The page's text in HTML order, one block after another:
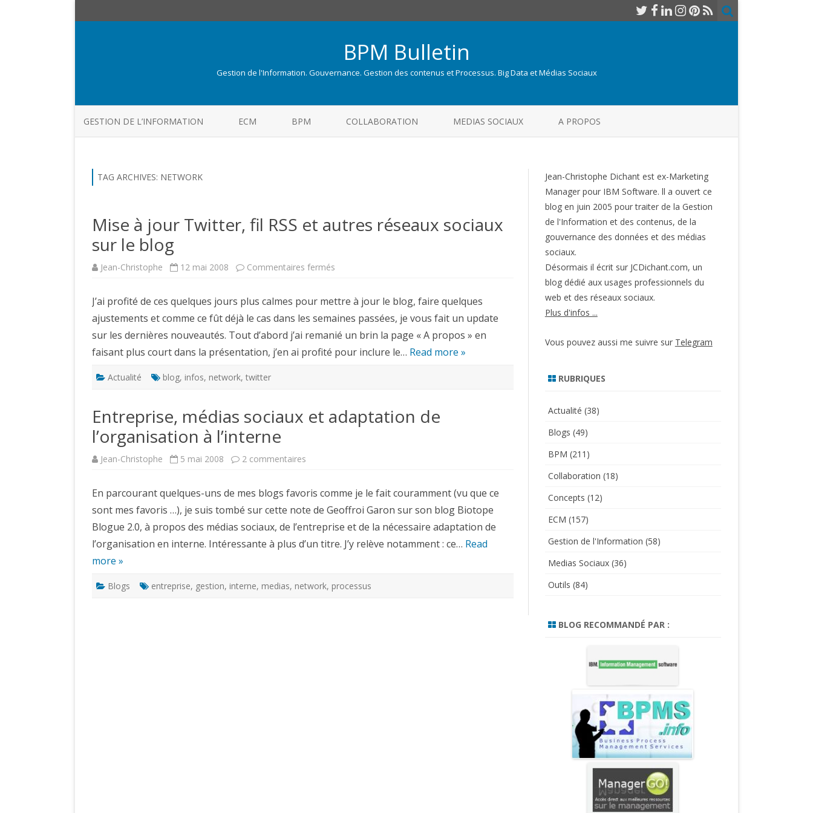
BPM Bulletin
Gestion de l'Information. Gouvernance. Gestion des contenus et Processus. Big Data et Médias Sociaux
to
GESTION DE L’INFORMATION ECM BPM COLLABORATION MEDIAS SOCIAUX A PROPOS
TAG ARCHIVES: NETWORK
Mise à jour Twitter, fil RSS et autres réseaux sociaux
sur le blog
Jean-Christophe 12 mai 2008 Commentaires fermés
Twitter,
fil
RSS
et
autres
réseaux
sociaux
sur
J’ai profité de ces quelques jours plus calmes pour mettre à jour le blog, faire quelques
ajustements et comme ce fût déjà le cas dans les semaines passées, je vous fait un update
sur les dernières nouveautés. Tout d’abord j’ai remanié un brin la page « A propos » en
faisant plus court dans la présentation, j’en ai profité pour inclure le… Read more »
Actualité blog, infos, network, twitter
Entreprise, médias sociaux et adaptation de
l’organisation à l’interne
Jean-Christophe 5 mai 2008 2 commentaires
et
adaptation
de
l’organisation
à
l’interne
En parcourant quelques-uns de mes blogs favoris comme je le fait couramment (vu que ce
sont mes favoris …), je suis tombé sur cette note de Geoffroi Garon sur son blog Biotope
Blogue 2.0, à propos des médias sociaux, de l’entreprise et de la nécessaire adaptation de
l’organisation en interne. Intéressante à plus d’un titre. J’y relève notamment : ce… Read
more »
Blogs entreprise, gestion, interne, medias, network, processus
Jean-Christophe Dichant est ex-Marketing
Manager pour IBM Software. ll a ouvert ce
blog en juin 2005 pour traiter de la Gestion
de l'Information et des contenus, de la
gouvernance des données et des médias
sociaux.
Désormais il écrit sur JCDichant.com, un
blog dédié aux usages professionnels du
web et des réseaux sociaux.
Plus d'infos ...
Vous pouvez aussi me suivre sur Telegram
RUBRIQUES
Actualité (38)
Blogs (49)
BPM (211)
Collaboration (18)
Concepts (12)
ECM (157)
Gestion de l'Information (58)
Medias Sociaux(36)
Outils (84)
BLOG RECOMMANDÉ PAR :